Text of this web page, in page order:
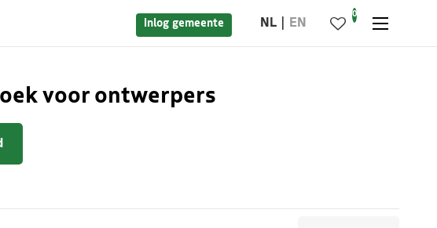
Inlog gemeente NL EN
0
voor ontwerpers